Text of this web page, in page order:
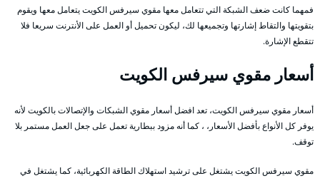
فمهما كانت ضعف الشبكة التي تتعامل معها مقوي سيرفس الكويت يتعامل معها ويقوم
بتقويتها والتقاط إشارتها وتجميعها لك، ليكون تحميل أو العمل على الأنترنت سريعا فلا
تتقطع الإشارة.
أسعار مقوي سيرفس الكويت
أسعار مقوي سيرفس الكويت، تعد افضل أسعار مقوي الشبكات والإتصالات بالكويت لأنه
يوفر كل الأنواع بأفضل الأسعار، ، كما أنه مزود ببطارية تعمل على جعل العمل مستمر بلا
توقف.
مقوي سيرفس الكويت يشتغل على ترشيد استهلاك الطاقة الكهربائية، كما يشتغل في